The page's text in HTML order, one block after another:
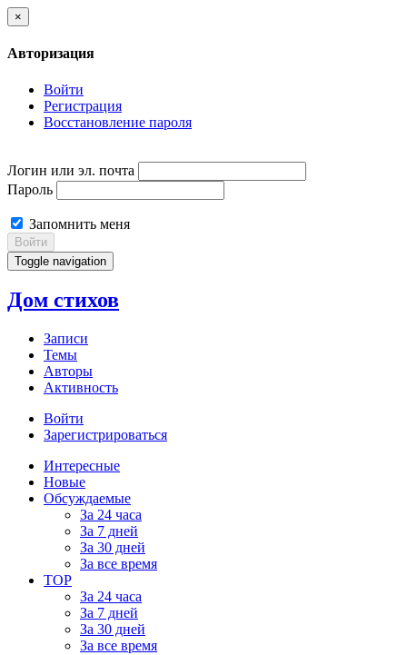
×
Авторизация
Войти
Регистрация
Восстановление пароля
Логин или эл. почта
Пароль
Запомнить меня
Войти
Toggle navigation
Дом стихов
Записи
Темы
Авторы
Активность
Войти
Зарегистрироваться
Интересные
Новые
Обсуждаемые
За 24 часа
За 7 дней
За 30 дней
За все время
TOP
За 24 часа
За 7 дней
За 30 дней
За все время